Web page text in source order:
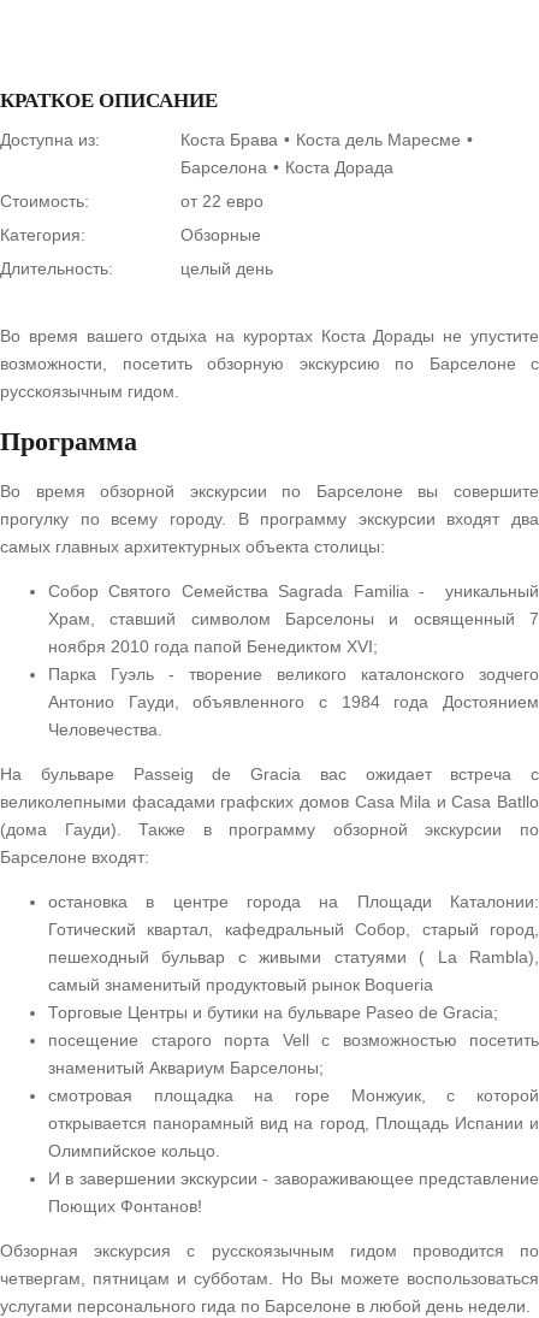
КРАТКОЕ ОПИСАНИЕ
Доступна из: Коста Брава
Коста дель Маресме
Барселона
Коста Дорада
Стоимость:
от 22 евро
Категория:
Обзорные
Длительность:
целый день
Во время вашего отдыха на курортах Коста Дорады не упустите
возможности, посетить обзорную экскурсию по Барселоне с
русскоязычным гидом.
Программа
Во время обзорной экскурсии по Барселоне вы совершите
прогулку по всему городу. В программу экскурсии входят два
самых главных архитектурных объекта столицы:
Собор Святого Семейства Sagrada Familia - уникальный
Храм, ставший символом Барселоны и освященный 7
ноября 2010 года папой Бенедиктом XVI;
Парка Гуэль - творение великого каталонского зодчего
Антонио Гауди, объявленного с 1984 года Достоянием
Человечества.
На бульваре Passeig de Gracia вас ожидает встреча с
великолепными фасадами графских домов Casa Mila и Casa Batllo
(дома Гауди). Также в программу обзорной экскурсии по
Барселоне входят:
остановка в центре города на Площади Каталонии:
Готический квартал, кафедральный Собор, старый город,
пешеходный бульвар с живыми статуями ( La Rambla),
самый знаменитый продуктовый рынок Boqueria
Торговые Центры и бутики на бульваре Paseo de Gracia;
посещение старого порта Vell с возможностью посетить
знаменитый Аквариум Барселоны;
смотровая площадка на горе Монжуик, с которой
открывается панорамный вид на город, Площадь Испании и
Олимпийское кольцо.
И в завершении экскурсии - завораживающее представление
Поющих Фонтанов!
Обзорная экскурсия с русскоязычным гидом проводится по
четвергам, пятницам и субботам. Но Вы можете воспользоваться
услугами персонального гида по Барселоне в любой день недели.